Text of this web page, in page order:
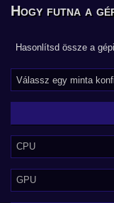
Hogy futna a
Hasonlítsd össze a
CPU
GPU